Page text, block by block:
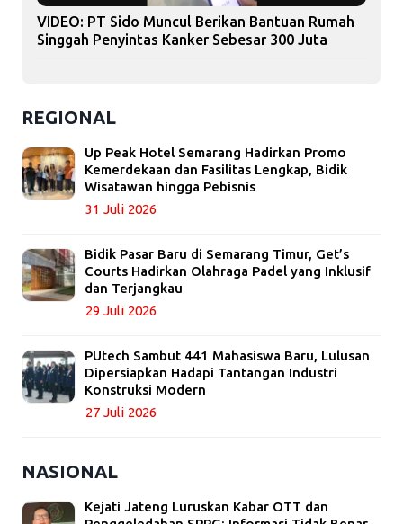
VIDEO: PT Sido Muncul Berikan Bantuan Rumah
Singgah Penyintas Kanker Sebesar 300 Juta
REGIONAL
Up Peak Hotel Semarang Hadirkan Promo
Kemerdekaan dan Fasilitas Lengkap, Bidik
Wisatawan hingga Pebisnis
31 Juli 2026
Bidik Pasar Baru di Semarang Timur, Get’s
Courts Hadirkan Olahraga Padel yang Inklusif
dan Terjangkau
29 Juli 2026
PUtech Sambut 441 Mahasiswa Baru, Lulusan
Dipersiapkan Hadapi Tantangan Industri
Konstruksi Modern
27 Juli 2026
NASIONAL
Kejati Jateng Luruskan Kabar OTT dan